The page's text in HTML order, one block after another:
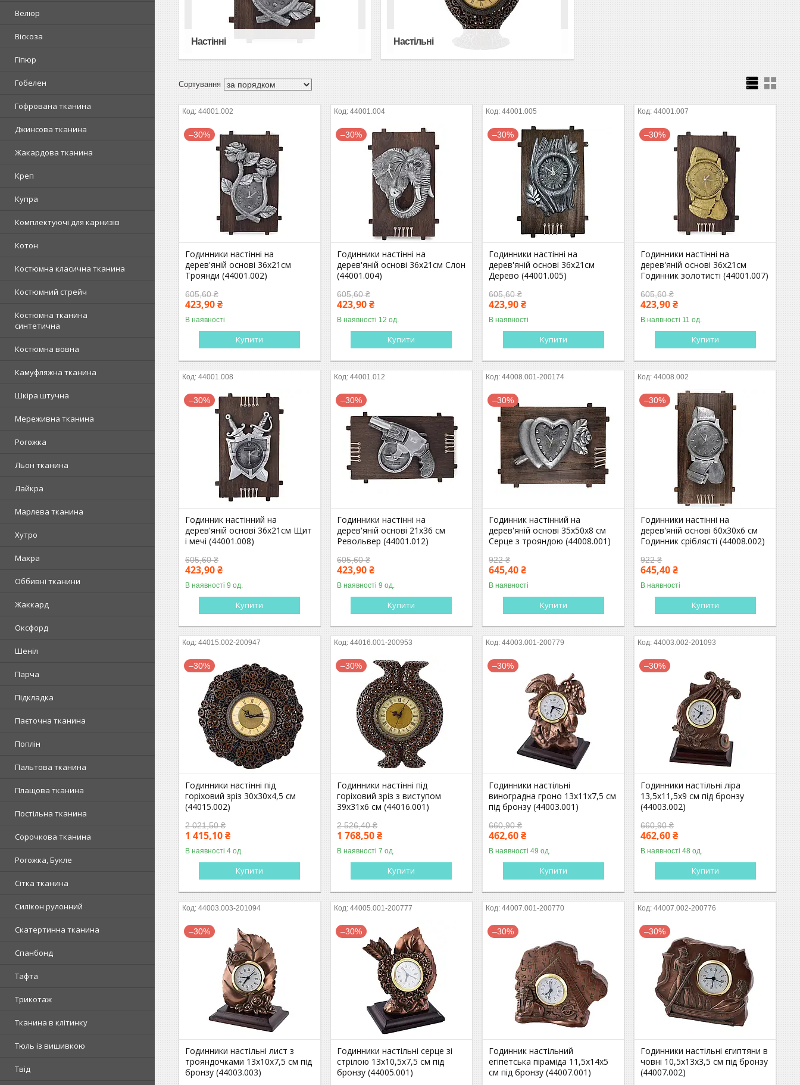
Велюр
Віскоза
Гіпюр
Гобелен
Гофрована тканина
Джинсова тканина
Жакардова тканина
Креп
Купра
Комплектуючі для карнизів
Котон
Костюмна класична тканина
Костюмний стрейч
Костюмна тканина
синтетична
Костюмна вовна
Камуфляжна тканина
Шкіра штучна
Мереживна тканина
Рогожка
Льон тканина
Лайкра
Марлева тканина
Хутро
Махра
Оббивні тканини
Жаккард
Оксфорд
Шеніл
Парча
Підкладка
Паєточна тканина
Поплін
Пальтова тканина
Плащова тканина
Постільна тканина
Сорочкова тканина
Рогожка, Букле
Сітка тканина
Силікон рулонний
Скатертинна тканина
Спанбонд
Тафта
Трикотаж
Тканина в клітинку
Тюль із вишивкою
Твід
Настінні Настільні
44001.002
–30%
Годинники настінні на
дерев'яній основі 36х21см
Троянди (44001.002)
605,60 ₴
423,90 ₴
В наявності
Купити
44001.004
–30%
Годинники настінні на
дерев'яній основі 36х21см Слон
(44001.004)
605,60 ₴
423,90 ₴
В наявності 12 од.
Купити
44001.005
–30%
Годинники настінні на
дерев'яній основі 36х21см
Дерево (44001.005)
605,60 ₴
423,90 ₴
В наявності
Купити
44001.007
–30%
Годинники настінні на
дерев'яній основі 36х21см
Годинник золотисті (44001.007)
605,60 ₴
423,90 ₴
В наявності 11 од.
Купити
44001.008
–30%
Годинник настінний на
дерев'яній основі 36x21см Щит
і мечі (44001.008)
605,60 ₴
423,90 ₴
В наявності 9 од.
Купити
44001.012
–30%
Годинники настінні на
дерев'яній основі 21х36 см
Револьвер (44001.012)
605,60 ₴
423,90 ₴
В наявності 9 од.
Купити
44008.001-200174
–30%
Годинник настінний на
дерев'яній основі 35х50х8 см
Серце з трояндою (44008.001)
922 ₴
645,40 ₴
В наявності
Купити
44008.002
–30%
Годинники настінні на
дерев'яній основі 60х30х6 см
Годинник сріблясті (44008.002)
922 ₴
645,40 ₴
В наявності
Купити
44015.002-200947
–30%
Годинники настінні під
горіховий зріз 30х30х4,5 см
(44015.002)
2 021,50 ₴
1 415,10 ₴
В наявності 4 од.
Купити
44016.001-200953
–30%
Годинники настінні під
горіховий зріз з виступом
39х31х6 см (44016.001)
2 526,40 ₴
1 768,50 ₴
В наявності 7 од.
Купити
44003.001-200779
–30%
Годинники настільні
виноградна гроно 13х11х7,5 см
під бронзу (44003.001)
660,90 ₴
462,60 ₴
В наявності 49 од.
Купити
44003.002-201093
–30%
Годинники настільні ліра
13,5х11,5х9 см під бронзу
(44003.002)
660,90 ₴
462,60 ₴
В наявності 48 од.
Купити
44003.003-201094
–30%
Годинники настільні лист з
трояндочками 13х10х7,5 см під
бронзу (44003.003)
44005.001-200777
–30%
Годинники настільні серце зі
стрілою 13х10,5х7,5 см під
бронзу (44005.001)
44007.001-200770
–30%
Годинник настільний
егіпетська піраміда 11,5х14х5
см під бронзу (44007.001)
44007.002-200776
–30%
Годинники настільні єгиптяни в
човні 10,5х13х3,5 см під бронзу
(44007.002)